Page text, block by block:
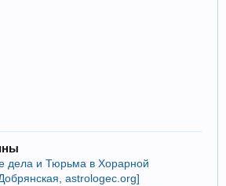
дела и Тюрьма в Хорарной
astrologec.org]